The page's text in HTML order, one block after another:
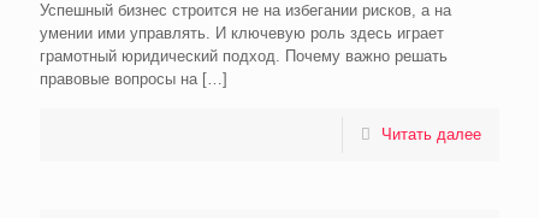
Успешный бизнес строится не на избегании рисков, а на
умении ими управлять. И ключевую роль здесь играет
грамотный юридический подход. Почему важно решать
правовые вопросы на[…]
Читать далее